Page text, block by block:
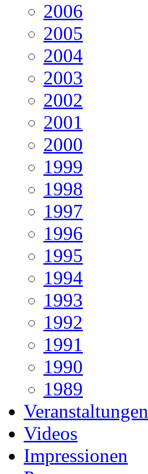
2006
2005
2004
2003
2002
2001
2000
1999
1998
1997
1996
1995
1994
1993
1992
1991
1990
1989
Veranstaltungen
Videos
Impressionen